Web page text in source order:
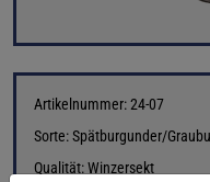
Artikelnummer: 24-07
Sorte: Spätburgunder/
Qualität: Winzersekt